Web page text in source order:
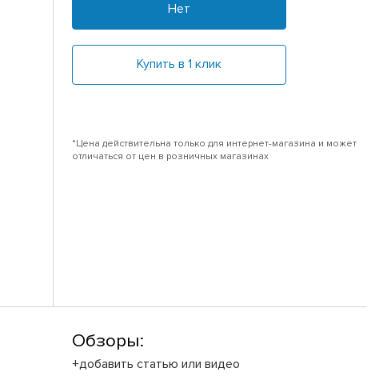
Нет
Купить в 1 клик
*Цена действительна только для интернет-магазина и может
отличаться от цен в розничных магазинах
Обзоры:
+добавить статью или видео